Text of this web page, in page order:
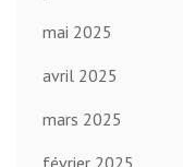
mai 2025
avril 2025
mars 2025
février 2025